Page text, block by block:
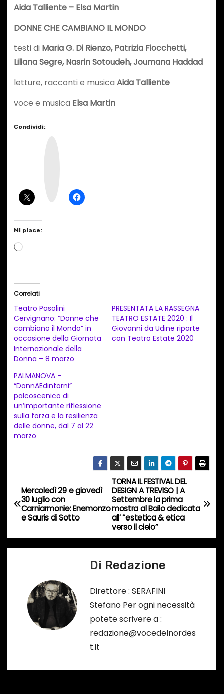
Aida Talliente – Elsa Martin
DONNE CHE CAMBIANO IL MONDO
testi di Maria G. Di Rienzo, Patrizia Fiocchetti,
Liliana Segre, Nasrin Sotoudeh, Joumana Haddad
letture, racconti e musica Aida Talliente
voce e musica Elsa Martin
Condividi:
Mi piace:
C
a
m
e
n
t
o
i
n
c
o
…
Correlati
Teatro Pasolini
Cervignano: “Donne che
cambiano il Mondo” in
occasione della Giornata
Internazionale della
Donna – 8 marzo
PRESENTATA LA RASSEGNA
TEATRO ESTATE 2020 : Il
Giovanni da Udine riparte
con Teatro Estate 2020
PALMANOVA –
“DonnAEdintorni”
palcoscenico di
un’importante riflessione
sulla forza e la resilienza
delle donne, dal 7 al 22
marzo
N
a
i
n
TORNA IL FESTIVAL DEL
DESIGN A TREVISO | A
Settembre la prima
mostra al Bailo dedicata
all’ “estetica & etica
verso il cielo”
Mercoledì 29 e giovedì
30 luglio con
Carniarmonie: Enemonzo
e Sauris di Sotto
Di Redazione
Direttore : SERAFINI
Stefano Per ogni necessità
potete scrivere a :
redazione@vocedelnordes
t.it